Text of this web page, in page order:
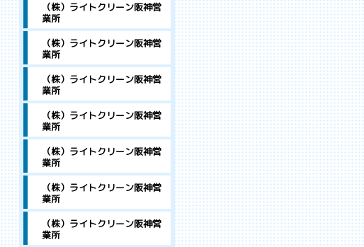
（株）ライトクリーン阪神営
業所
（株）ライトクリーン阪神営
業所
（株）ライトクリーン阪神営
業所
（株）ライトクリーン阪神営
業所
（株）ライトクリーン阪神営
業所
（株）ライトクリーン阪神営
業所
（株）ライトクリーン阪神営
業所